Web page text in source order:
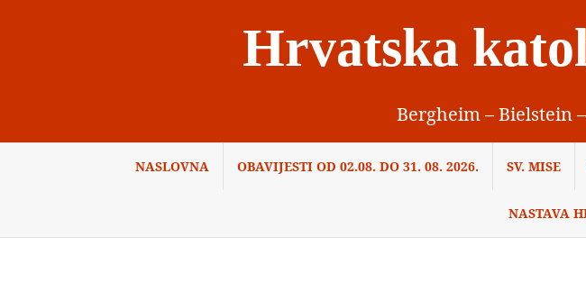
Hrvatska
Bergheim – Bielstein
NASLOVNA OBAVIJESTI OD 02.08. DO 31. 08. 2026. SV. MISE
NASTAVA